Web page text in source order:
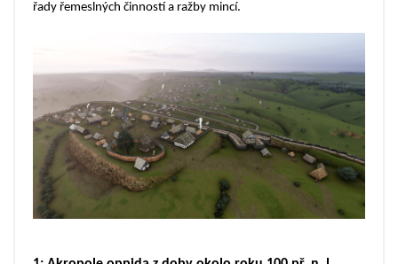
řady řemeslných činností a ražby mincí.